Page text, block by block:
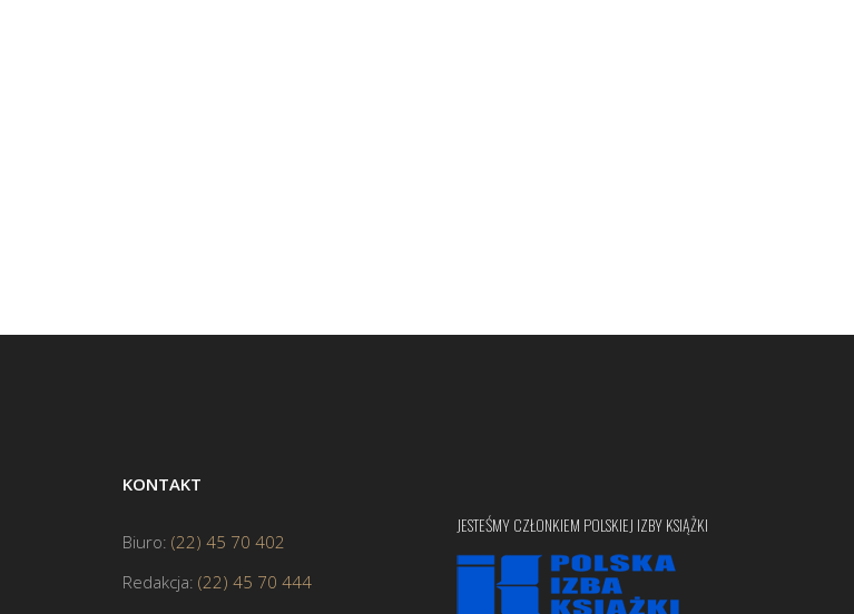
KONTAKT
Biuro: (22) 45 70 402
Redakcja: (22) 45 70 444
JESTEŚMY CZŁONKIEM POLSKIEJ IZBY KSIĄŻKI